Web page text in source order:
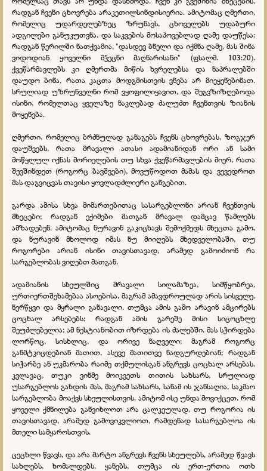
რადგან ჩვენი ცხოვრება არაკეთილსინდისიერია. ამიტომაც ღმერთი,
რომელიც უდარდელებზეც ზრუნავს, ცხოველებს უდაბური
ადგილები განუკუთვნა, და საკვების მოსაპოვებლად ღამე დაუწესა:
რადგან წერილში ნათქვამია, "დასდევ ბნელი და იქმნა ღამე, მას შინა
ვიდოდიან ყოველნი მჴეცნი მაღნარისანი" (ფსალმ. 103:20).
ქვეწარმავლებს კი ღმერთმა მიწის ხვრელებსა და ნაპრალებში
დაუდო ბინა, რათა კაცთა მოდგმისთვის ვნება არ მიეყენებინათ.
სრულიად უზრუნველნი რომ ვყოფილიყავით, და შეგვზიზღებოდა
ისინი, რომელთაც ყველაზე ნაკლებად ძალუძთ ჩვენთვის ზიანის
მოყენება.
ღმერთი, რომელიც ბრძნულად განაგებს ჩვენს ცხოვრებას, ზოგჯერ
დაუშვებს, რათა მრავალი ათასი ადამიანიდან ორი ან სამი
მოწყლულ იქნას მორიელების თუ სხვა ქვეწარმავლების მიერ, რათა
შევშინდეთ (როგორც ბავშვები), მოვუწოდოთ მამას და ვევედროთ
მას დაგვიცვას თავისი ყოვლადძლიერი განგებით.
გარდა ამისა სხვა მიმართებითაც სასარგებლონი არიან ჩვენთვის
მხეცები; რადგან ექიმები მათგან მრავალ დამცავ წამლებს
ამზადებენ. ამიტომაც ნურავინ გაკიცხავს შემოქმედს მხეცთა გამო,
და ნურავინ მხოლოდ იმას ნუ მიიღებს მხედველობაში, თუ
როგორები არიან ისინი თავისთავად, არამედ გამოიძიონ რა
სარგებლობას ვიღებთ მათგან.
ადამიანის სხეულშიც მრავალი სილამაზეა, სიმწყობრეა,
ურთიერთშეხამებაა ასოებისა, მაგრამ ამავდროულად არის სისველე,
ნერწყვი და მყრალი განავალი. თუმცა ამის გამო არავინ ამცირებს
ცოცხალ არსებებს; რადგან ამის გარეშე მისი სიცოცხლე
შეუძლებელია; ამ ნესტიანობით იზრდება ის ძალებში. მას სჭირდება
ლორწოც, სისხლიც, და ორივე ნაღველი; მაგრამ როგორც
განმტკიცდებიან მათით, ასევე მათითვე ნადგურდებიან; რადგან
სიჭარბე ან უკმარობა რაიმე თქმულისგან ანგრევს ცოცხალ არსებას.
კვლავაც, თუკი ვინმე მოიკვეთს თითის სახსარს, სრულიად
უსარგებლოს გახდის მას, მაგრამ სახსარს, სანამ ის ჯანსაღია, საკმაო
სარგებლობა მოაქვს სხეულისთვის. ამიტომ ისე უნდა მოვიქცეთ, რომ
ყოველი ქმნილება განვიხლოთ არა ცალკეულად, თუ როგორია ის
თავისთავად, არამედ გამოვიკვლიოთ, რამდენად სასარგებლოა ის
მთელი სამყაროსთვის.
ცეცხლი წვავს, და არა მარტო ანგრევს ჩვენს სხეულებს, არამედ წვავს
სახლებს, ხომალდებს, ყანებს, თუმცა ის ერთ-ერთია ოთხ